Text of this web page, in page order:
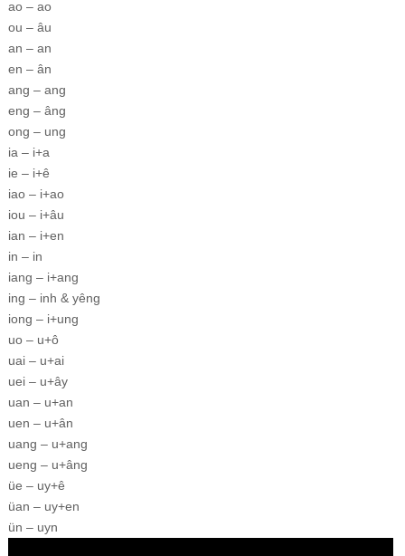
ao – ao
ou – âu
an – an
en – ân
ang – ang
eng – âng
ong – ung
ia – i+a
ie – i+ê
iao – i+ao
iou – i+âu
ian – i+en
in – in
iang – i+ang
ing – inh & yêng
iong – i+ung
uo – u+ô
uai – u+ai
uei – u+ây
uan – u+an
uen – u+ân
uang – u+ang
ueng – u+âng
üe – uy+ê
üan – uy+en
ün – uyn